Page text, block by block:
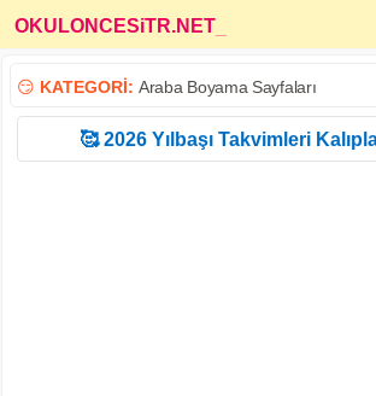
OKULONCESiTR.NET
😏 KATEGORİ: Araba Boyama Sayfaları
🥰 2026 Yılbaşı Takvimleri